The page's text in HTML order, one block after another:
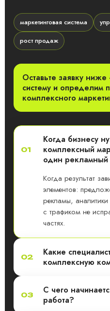
маркетинговая система
рост продаж
Оставьте заявку
систему и определим
комплексного
01
Когда бизнесу
комплексный
один рекламный
Когда результат
элементов:
рекламы,
с трафиком не
частях.
02
Какие
комплексную
03
С чего
работа?